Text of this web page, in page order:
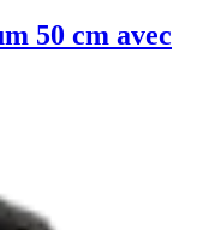
50 cm avec